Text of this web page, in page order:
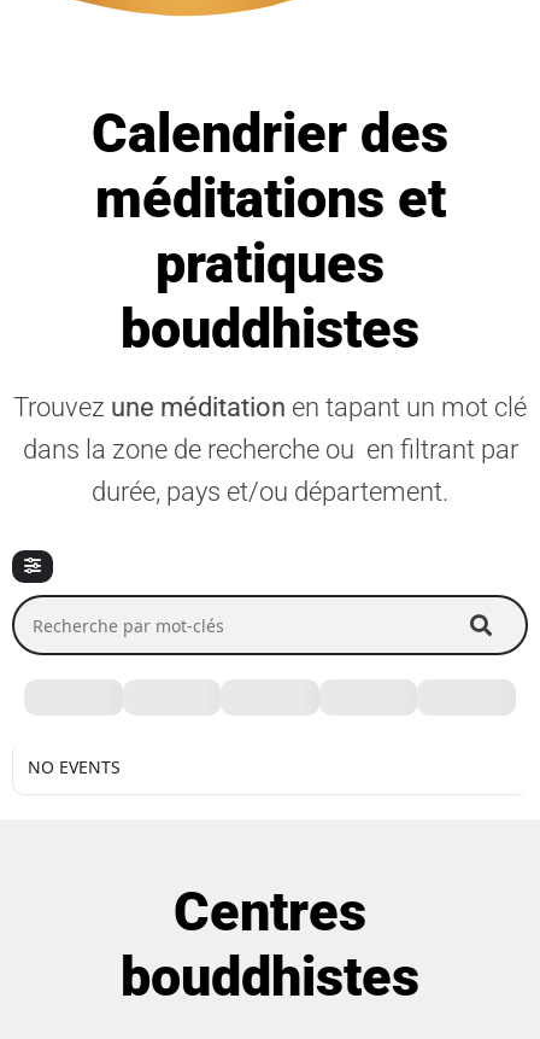
Calendrier des
méditations et
pratiques
bouddhistes
Trouvez une méditation en tapant un mot clé
dans la zone de recherche ou en filtrant par
durée, pays et/ou département.
Recherche par mot-clés
NO EVENTS
Centres
bouddhistes